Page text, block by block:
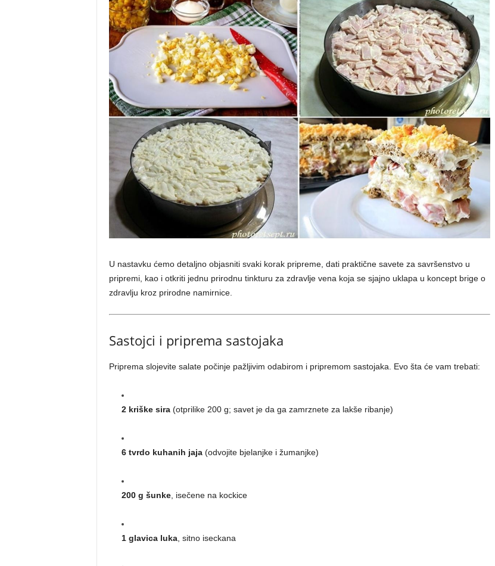
U nastavku ćemo detaljno objasniti svaki korak pripreme, dati praktične savete za savršenstvo u
pripremi, kao i otkriti jednu prirodnu tinkturu za zdravlje vena koja se sjajno uklapa u koncept brige o
zdravlju kroz prirodne namirnice.
Sastojci i priprema sastojaka
Priprema slojevite salate počinje pažljivim odabirom i pripremom sastojaka. Evo šta će vam trebati:
2 kriške sira(otprilike 200 g; savet je da ga zamrznete za lakše ribanje)
6 tvrdo kuhanih jaja(odvojite bjelanjke i žumanjke)
200 g šunke, isečene na kockice
1 glavica luka, sitno iseckana